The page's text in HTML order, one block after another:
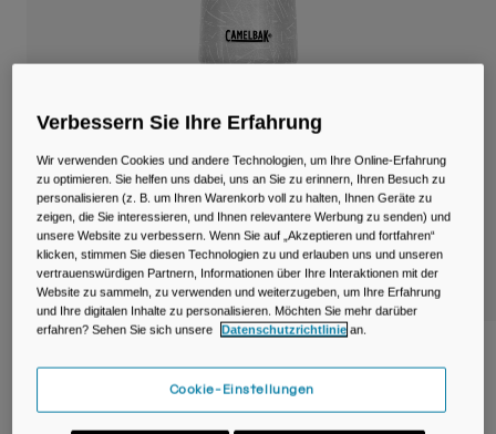
Becher & Travel Mugs
Trinkblasen
Zubehör
Alle kaufen
Verbessern Sie Ihre Erfahrung
Wir verwenden Cookies und andere Technologien, um Ihre Online-Erfahrung
zu optimieren. Sie helfen uns dabei, uns an Sie zu erinnern, Ihren Besuch zu
personalisieren (z. B. um Ihren Warenkorb voll zu halten, Ihnen Geräte zu
zeigen, die Sie interessieren, und Ihnen relevantere Werbung zu senden) und
unsere Website zu verbessern. Wenn Sie auf „Akzeptieren und fortfahren“
klicken, stimmen Sie diesen Technologien zu und erlauben uns und unseren
vertrauenswürdigen Partnern, Informationen über Ihre Interaktionen mit der
Website zu sammeln, zu verwenden und weiterzugeben, um Ihre Erfahrung
und Ihre digitalen Inhalte zu personalisieren. Möchten Sie mehr darüber
erfahren? Sehen Sie sich unsere
Datenschutzrichtlinie an.
Cookie-Einstellungen